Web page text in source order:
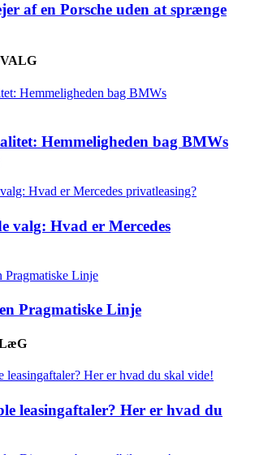
af en Porsche uden at sprænge
Hemmeligheden bag BMWs
valg: Hvad er Mercedes
Pragmatiske Linje
leasingaftaler? Her er hvad du